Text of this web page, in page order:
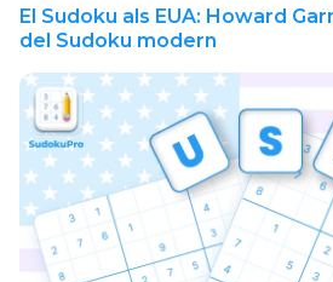
El Sudoku als EUA: Howard
del Sudoku modern